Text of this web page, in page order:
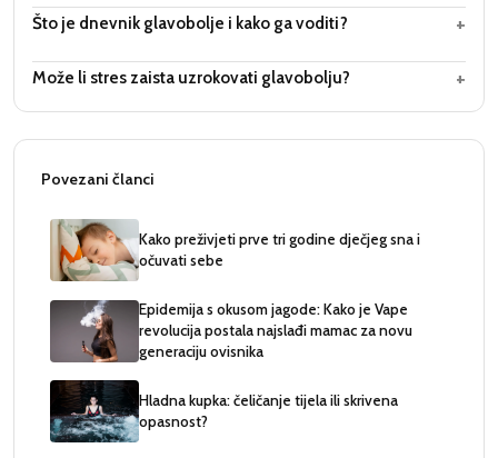
Što je dnevnik glavobolje i kako ga voditi? +
Može li stres zaista uzrokovati glavobolju? +
Povezani članci
Kako preživjeti prve tri godine dječjeg sna i
očuvati sebe
Epidemija s okusom jagode: Kako je Vape
revolucija postala najslađi mamac za novu
generaciju ovisnika
Hladna kupka: čeličanje tijela ili skrivena
opasnost?